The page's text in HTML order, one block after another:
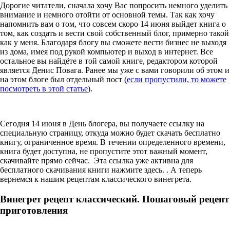
Дорогие читатели, сначала хочу Вас попросить немного уделить
внимание и немного отойти от основной темы. Так как хочу
напомнить вам о том, что совсем скоро 14 июня выйдет книга о
том, как создать и вести свой собственный блог, примерно такой
как у меня. Благодаря блогу вы сможете вести бизнес не выходя
из дома, имея под рукой компьютер и выход в интернет. Все
остальное вы найдёте в той самой книге, редактором которой
является Денис Повага. Ранее мы уже с вами говорили об этом и
на этом блоге был отдельный пост (если пропустили, то можете
посмотреть в этой статье).
Сегодня 14 июня в День блогера, вы получаете ссылку на
специальную страницу, откуда можно будет скачать бесплатно
книгу, ограниченное время. В течении определенного времени,
книга будет доступна, не пропустите этот важный момент,
скачивайте прямо сейчас. Эта ссылка уже активна для
бесплатного скачивания книги нажмите здесь. . А теперь
вернемся к нашим рецептам классического винегрета.
Винегрет рецепт классический. Пошаговый рецепт
приготовления